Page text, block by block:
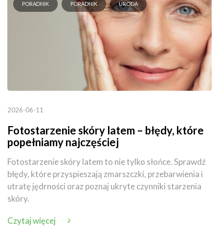
PORADNIK PORADNIK URODA
2026-06-11
Fotostarzenie skóry latem – błędy, które
popełniamy najczęściej
Fotostarzenie skóry latem to nie tylko słońce. Sprawdź
błędy, które przyspieszają zmarszczki, przebarwienia i
utratę jędrności oraz poznaj ukryte czynniki starzenia
skóry.
Czytaj więcej